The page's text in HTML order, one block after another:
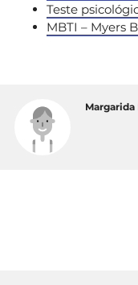
Teste
MBTI – Myers